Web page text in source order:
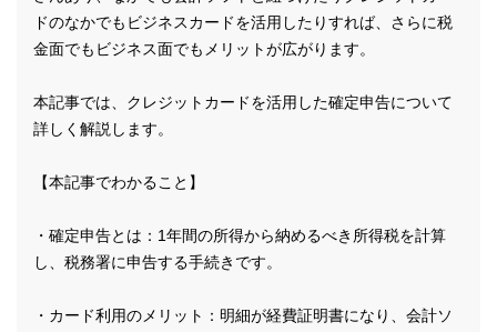
ドのなかでもビジネスカードを活用したりすれば、さらに税
金面でもビジネス面でもメリットが広がります。
本記事では、クレジットカードを活用した確定申告について
詳しく解説します。
【本記事でわかること】
・確定申告とは：1年間の所得から納めるべき所得税を計算
し、税務署に申告する手続きです。
・カード利用のメリット：明細が経費証明書になり、会計ソ